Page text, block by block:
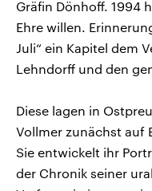
Gräfin Dönhoff. 1994
Ehre willen.
Juli“ ein Kapitel dem
Lehndorff und den
Diese lagen in
Vollmer zunächst auf
Sie entwickelt ihr
der Chronik seiner